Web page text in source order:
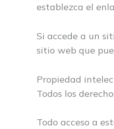
establezca el
Si accede a un
sitio web que
Propiedad
Todos los
Todo acceso a